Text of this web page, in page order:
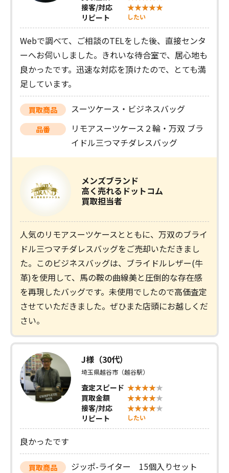
接客/対応
リピート
したい
Webで調べて、ご相談のTELをした後、直接センタ
ーへお伺いしました。きれいな待合室で、居心地も
良かったです。迅速な対応を頂けたので、とても満
足しています。
買取商品 スーツケース・ビジネスバッグ
品番
リモアスーツケース２輪・万双 ブラ
イドル三つマチダレスバッグ
メンズブランド
高く売れるドットコム
買取担当者
人気のリモアスーツケースとともに、万双のブライ
ドル三つマチダレスバッグをご売却いただきまし
た。このビジネスバッグは、ブライドルレザー(牛
革)を使用して、馬の鞍の曲線美と圧倒的な存在感
を再現したバッグです。未使用でしたので高価査定
させていただきました。ぜひまた店頭にお越しくだ
さい。
J様（30代）
埼玉県越谷市（越谷駅）
査定スピード
買取金額
接客/対応
リピート
したい
良かったです
買取商品 ジッポ-ライター 15個入りセット